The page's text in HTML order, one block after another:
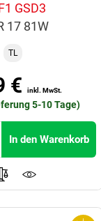
GSD3
17 81W
TL
€ inkl. MwSt.
5-10 Tage)
In den Warenkorb